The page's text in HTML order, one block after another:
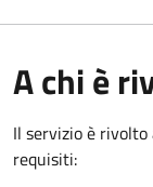
A chi è
Il servizio è rivolto
requisiti: